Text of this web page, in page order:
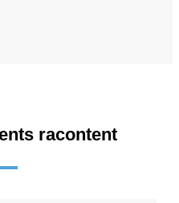
racontent